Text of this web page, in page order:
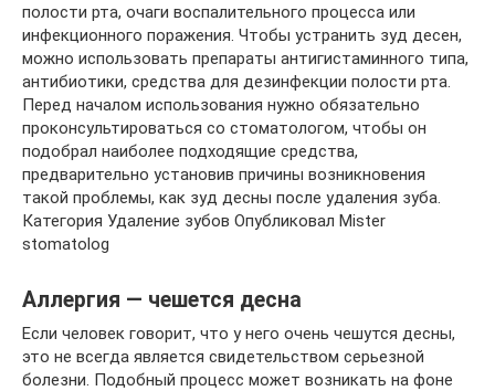
полости рта, очаги воспалительного процесса или
инфекционного поражения. Чтобы устранить зуд десен,
можно использовать препараты антигистаминного типа,
антибиотики, средства для дезинфекции полости рта.
Перед началом использования нужно обязательно
проконсультироваться со стоматологом, чтобы он
подобрал наиболее подходящие средства,
предварительно установив причины возникновения
такой проблемы, как зуд десны после удаления зуба.
Категория Удаление зубов Опубликовал Mister
stomatolog
Аллергия — чешется десна
Если человек говорит, что у него очень чешутся десны,
это не всегда является свидетельством серьезной
болезни. Подобный процесс может возникать на фоне